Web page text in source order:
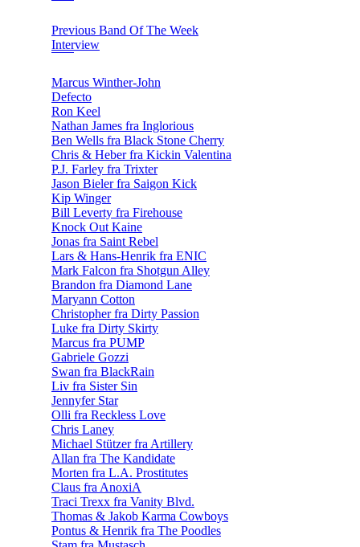
Previous Band Of The Week
Interview
Marcus Winther-John
Defecto
Ron Keel
Nathan James fra Inglorious
Ben Wells fra Black Stone Cherry
Chris & Heber fra Kickin Valentina
P.J. Farley fra Trixter
Jason Bieler fra Saigon Kick
Kip Winger
Bill Leverty fra Firehouse
Knock Out Kaine
Jonas fra Saint Rebel
Lars & Hans-Henrik fra ENIC
Mark Falcon fra Shotgun Alley
Brandon fra Diamond Lane
Maryann Cotton
Christopher fra Dirty Passion
Luke fra Dirty Skirty
Marcus fra PUMP
Gabriele Gozzi
Swan fra BlackRain
Liv fra Sister Sin
Jennyfer Star
Olli fra Reckless Love
Chris Laney
Michael Stützer fra Artillery
Allan fra The Kandidate
Morten fra L.A. Prostitutes
Claus fra AnoxiA
Traci Trexx fra Vanity Blvd.
Thomas & Jakob Karma Cowboys
Pontus & Henrik fra The Poodles